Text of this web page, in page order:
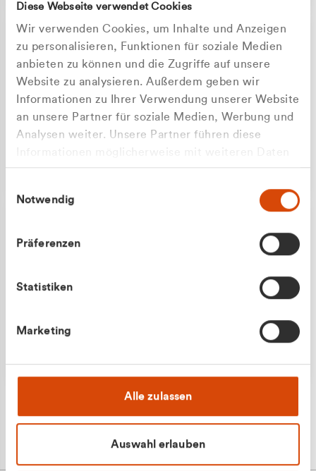
Diese Webseite verwendet Cookies
Wir verwenden Cookies, um Inhalte und Anzeigen
zu personalisieren, Funktionen für soziale Medien
anbieten zu können und die Zugriffe auf unsere
Website zu analysieren. Außerdem geben wir
Informationen zu Ihrer Verwendung unserer Website
an unsere Partner für soziale Medien, Werbung und
Analysen weiter. Unsere Partner führen diese
zusammen, die Sie ihnen bereitgestellt haben oder
gesammelt haben.
Notwendig
Präferenzen
Statistiken
Marketing
Alle zulassen
Auswahl erlauben
Zu welcher Kundengruppe
Apilash Balanesan